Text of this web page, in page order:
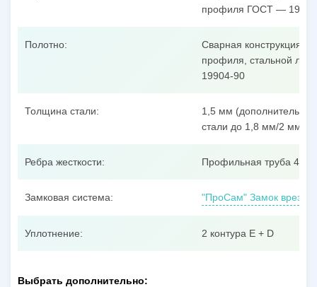
профиля ГОСТ —
Полотно:
Сварная конструкция из
профиля, стальной
19904-90
Толщина стали:
1,5 мм
стали до 1,8 мм/2 мм/3
Ребра жесткости: Профильная труба
Замковая система: "ПроСам" Замок
Уплотнение: 2 контура E + D
Выбрать дополнительно: